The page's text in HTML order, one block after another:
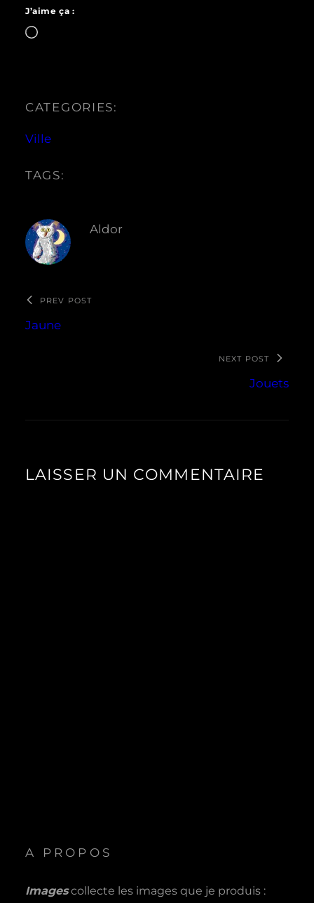
J’aime ça :
Chargement…
CATEGORIES:
Ville
TAGS:
Aldor
PREV POST
Jaune
NEXT POST
Jouets
LAISSER UN COMMENTAIRE
A PROPOS
Imagescollecte les images que je produis :